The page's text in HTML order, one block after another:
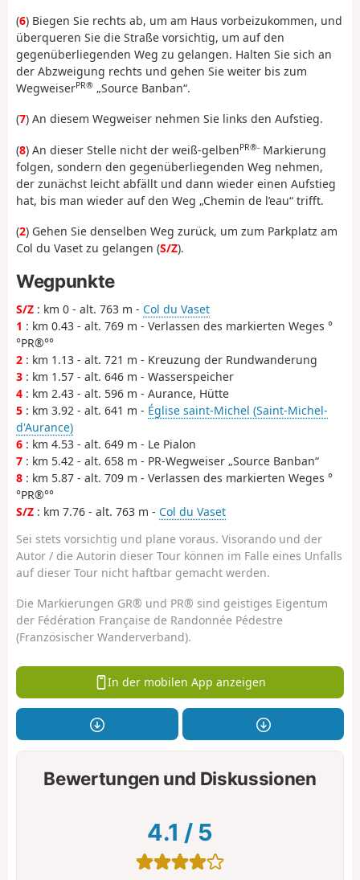
(6) Biegen Sie rechts ab, um am Haus vorbeizukommen, und
überqueren Sie die Straße vorsichtig, um auf den
gegenüberliegenden Weg zu gelangen. Halten Sie sich an
der Abzweigung rechts und gehen Sie weiter bis zum
WegweiserPR® „Source Banban“.
(7) An diesem Wegweiser nehmen Sie links den Aufstieg.
(8) An dieser Stelle nicht der weiß-gelbenPR®- Markierung
folgen, sondern den gegenüberliegenden Weg nehmen,
der zunächst leicht abfällt und dann wieder einen Aufstieg
hat, bis man wieder auf den Weg „Chemin de l’eau“ trifft.
(2) Gehen Sie denselben Weg zurück, um zum Parkplatz am
Col du Vaset zu gelangen (S/Z).
Wegpunkte
S/Z : km 0 - alt. 763 m - Col du Vaset
1 : km 0.43 - alt. 769 m - Verlassen des markierten Weges °
°PR®°°
2 : km 1.13 - alt. 721 m - Kreuzung der Rundwanderung
3 : km 1.57 - alt. 646 m - Wasserspeicher
4 : km 2.43 - alt. 596 m - Aurance, Hütte
5 : km 3.92 - alt. 641 m - Église saint-Michel (Saint-Michel-
d'Aurance)
6 : km 4.53 - alt. 649 m - Le Pialon
7 : km 5.42 - alt. 658 m - PR-Wegweiser „Source Banban“
8 : km 5.87 - alt. 709 m - Verlassen des markierten Weges °
°PR®°°
S/Z : km 7.76 - alt. 763 m - Col du Vaset
Sei stets vorsichtig und plane voraus. Visorando und der
Autor / die Autorin dieser Tour können im Falle eines Unfalls
auf dieser Tour nicht haftbar gemacht werden.
Die Markierungen GR® und PR® sind geistiges Eigentum
der Fédération Française de Randonnée Pédestre
(Französischer Wanderverband).
In der mobilen App anzeigen
Bewertungen und Diskussionen
4.1 / 5